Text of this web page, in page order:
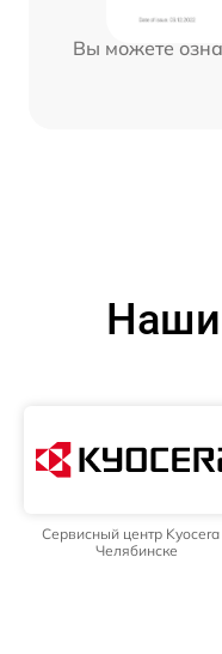
Вы можете
Наши
Сервисный центр Kyocera
Челябинске